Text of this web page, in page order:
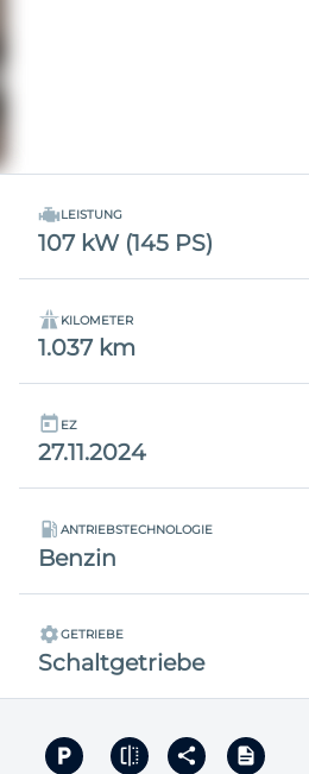
LEISTUNG
107 kW (145 PS)
KILOMETER
1.037 km
EZ
27.11.2024
ANTRIEBSTECHNOLOGIE
Benzin
GETRIEBE
Schaltgetriebe